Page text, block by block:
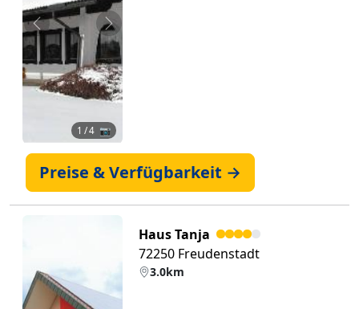
Zurück Weiter
1 / 4 📷
Preise & Verfügbarkeit →
Haus Tanja
72250 Freudenstadt
3.0km